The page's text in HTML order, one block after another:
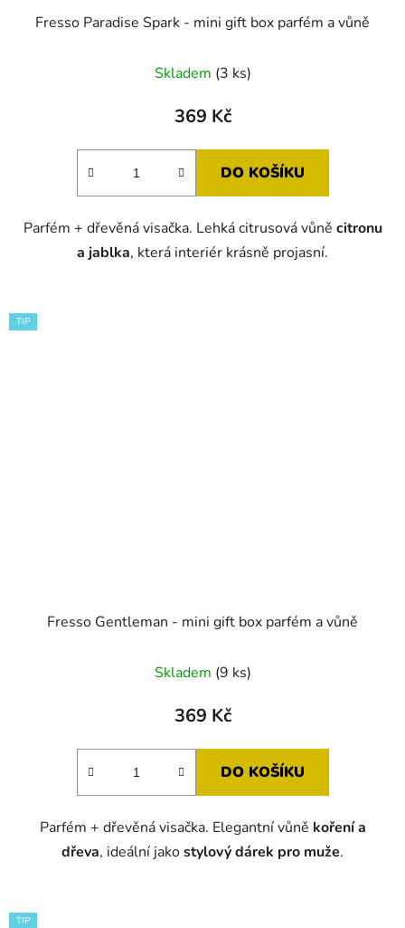
Fresso Paradise Spark - mini gift box parfém a vůně
Skladem (3 ks)
369 Kč
DO KOŠÍKU
Parfém + dřevěná visačka. Lehká citrusová vůně citronu
a jablka, která interiér krásně projasní.
TIP
Fresso Gentleman - mini gift box parfém a vůně
hodnocení
produktu
5,0
hvězdiček.
Skladem (9 ks)
369 Kč
DO KOŠÍKU
Parfém + dřevěná visačka. Elegantní vůně koření a
dřeva, ideální jakostylový dárek pro muže.
TIP